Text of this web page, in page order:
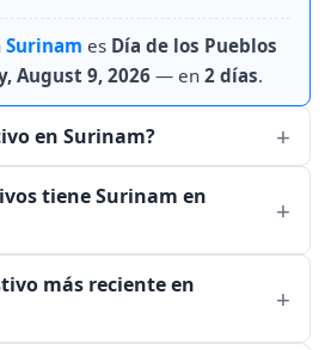
Surinam es Día de los Pueblos
August 9, 2026 — en 2 días.
en Surinam?
tiene Surinam en
más reciente en